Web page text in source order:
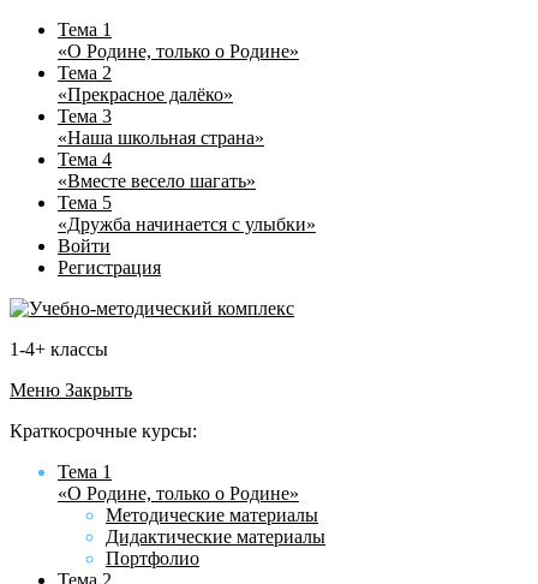
Тема 1
«О Родине, только о Родине»
Тема 2
«Прекрасное далёко»
Тема 3
«Наша школьная страна»
Тема 4
«Вместе весело шагать»
Тема 5
«Дружба начинается с улыбки»
Войти
Регистрация
1-4+ классы
Меню Закрыть
Краткосрочные курсы:
Тема 1
«О Родине, только о Родине»
Методические материалы
Дидактические материалы
Портфолио
Тема 2